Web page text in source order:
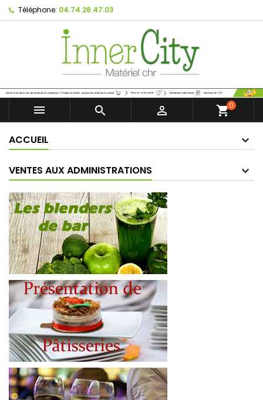
Téléphone: 04.74.28.47.03
   shopping_cart0
ACCUEIL
VENTES AUX ADMINISTRATIONS